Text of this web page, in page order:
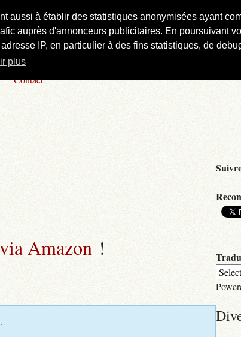
aussi à établir des statistiques anonymisées ayant
auprès d'annonceurs publicitaires. En poursuivant
IP, en particulier à des fins statistiques, de
plus
Contact
via Amazon !